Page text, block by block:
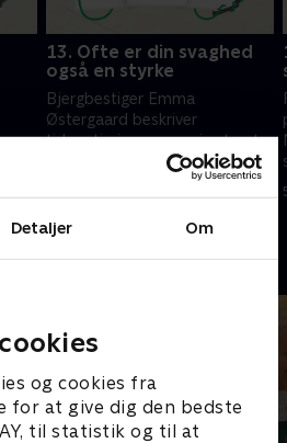
Detaljer Om
og cookies fra
for at give dig den bedste
til statistik og til at
13. Ofte er din svaghed
også en styrke
Bjergbestiger Emma
Østergaard beskriver
tidsoptimisme som sin største
svaghed og kommer ofte for